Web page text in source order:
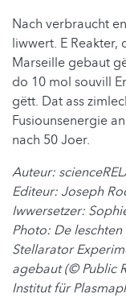
Nach verbraucht
liwwert. E
Marseille gebaut
do 10 mol souvill
gëtt. Dat ass
Fusiounsenergie
nach 50 Joer.
Auteur:
Editeur: Joseph
Iwwersetzer:
Photo: De
Stellarator
agebaut (© Public
Institut für